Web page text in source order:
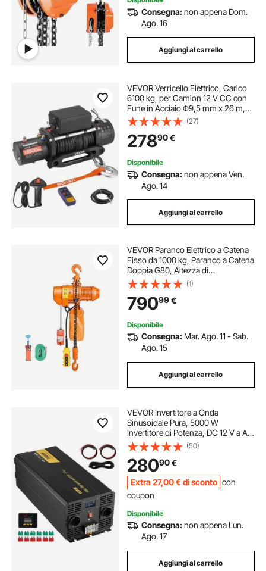
Consegna:non appena Dom.
Ago. 16
Aggiungi al carrello
VEVOR Verricello Elettrico, Carico
6100 kg, per Camion 12 V CC con
Fune in Acciaio Φ9,5 mm x 26 m,
Telecomando Wireless e Cablato,
IP55 Impermeabile per il Traino di
SUV, Jeep, Rimorchi, Barche
(27)
27890€
Disponibile
Consegna:non appena Ven.
Ago. 14
Aggiungi al carrello
VEVOR Paranco Elettrico a Catena
Fisso da 1000 kg, Paranco a Catena
Doppia G80, Altezza di
Sollevamento 6 m, con
Telecomando Wireless da 100 m e
Telecomando Cablato da 4,5 m,
Trifase per Fabbriche
(1)
79099€
Disponibile
Consegna: Mar. Ago. 11 - Sab.
Ago. 15
Aggiungi al carrello
VEVOR Invertitore a Onda
Sinusoidale Pura, 5000 W
Invertitore di Potenza, DC 12 V a AC
230 V Invertitore per Auto con
Schermo LCD Porta USB,
Telecomando, per Camper Sistema
Solare Viaggio Campeggio
(50)
28090€
Extra 27,00 €di sconto con
coupon
Disponibile
Consegna:non appena Lun.
Ago. 17
Aggiungi al carrello